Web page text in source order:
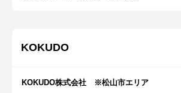
KOKUDO
KOKUDO株式会社 ※松山市エリア